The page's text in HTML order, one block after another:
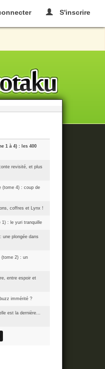
S'inscrire
1 à 4) : les 400
revisité, et plus
(tome 4) : coup de
coffres et Lynx !
1) : le yuri tranquille
une plongée dans
(tome 2) : un
entre espoir et
immérité ?
est la dernière...